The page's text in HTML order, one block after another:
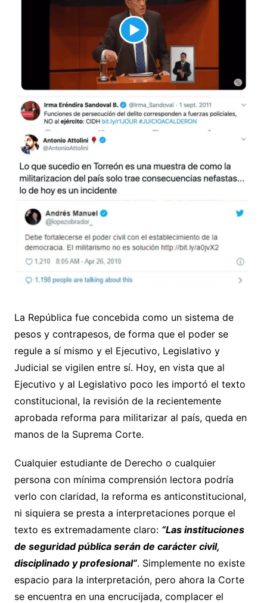
La República fue concebida como un sistema de
pesos y contrapesos, de forma que el poder se
regule a sí mismo y el Ejecutivo, Legislativo y
Judicial se vigilen entre sí. Hoy, en vista que al
Ejecutivo y al Legislativo poco les importó el texto
constitucional, la revisión de la recientemente
aprobada reforma para militarizar al país, queda en
manos de la Suprema Corte.
Cualquier estudiante de Derecho o cualquier
persona con mínima comprensión lectora podría
verlo con claridad, la reforma es anticonstitucional,
ni siquiera se presta a interpretaciones porque el
texto es extremadamente claro: “Las instituciones
de seguridad pública serán de carácter civil,
disciplinado y profesional”. Simplemente no existe
espacio para la interpretación, pero ahora la Corte
se encuentra en una encrucijada, complacer el